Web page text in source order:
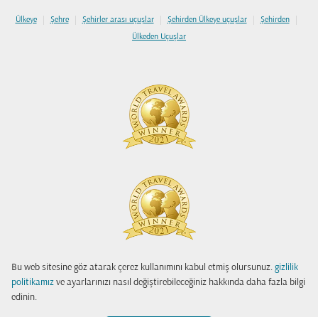
Bu web sitesine göz atarak çerez kullanımını kabul etmiş olursunuz. gizlilik
politikamız ve ayarlarınızı nasıl değiştirebileceğiniz hakkında daha fazla bilgi
edinin.
Ülkeye | Şehre | Şehirler arası uçuşlar | Şehirden Ülkeye uçuşlar | Şehirden |
Ülkeden Uçuşlar